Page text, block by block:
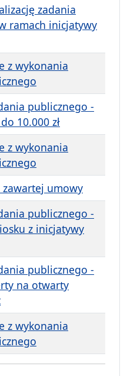
zadania
ramach inicjatywy
z wykonania
publicznego -
10.000 zł
z wykonania
umowy
publicznego -
z inicjatywy
publicznego -
na otwarty
z wykonania